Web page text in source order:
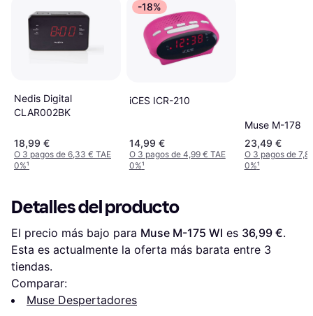
Nedis Digital
CLAR002BK
18,99 €
O 3 pagos de 6,33 € TAE
0%¹
-18%
iCES ICR-210
14,99 €
O 3 pagos de 4,99 € TAE
0%¹
Muse M-178
23,49 €
O 3 pagos de
0%¹
Detalles del producto
El precio más bajo para Muse M-175 WI es 36,99 €.
Esta es actualmente la oferta más barata entre 3
tiendas.
Comparar:
Muse Despertadores